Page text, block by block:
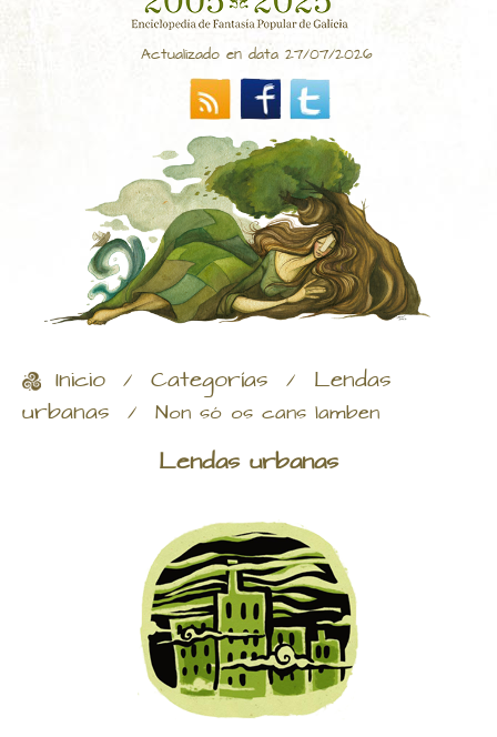
Actualizado en data 27/07/2026
Inicio / Categorías / Lendas
urbanas / Non só os cans lamben
Lendas urbanas